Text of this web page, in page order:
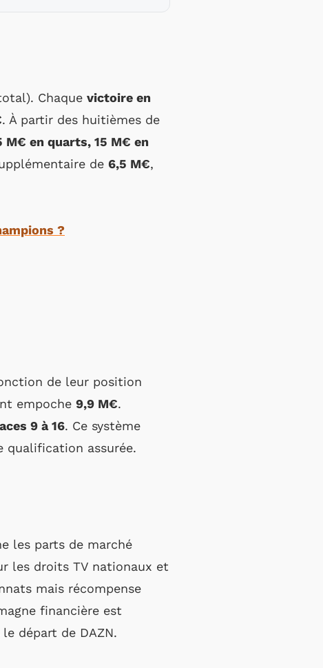
Chaque victoire en
. À partir des huitièmes de
M€ en quarts, 15 M€ en
de 6,5 M€,
?
de leur position
empoche 9,9 M€.
9 à 16. Ce système
qualification assurée.
les parts de marché
les droits TV nationaux et
mais récompense
financière est
départ de DAZN.